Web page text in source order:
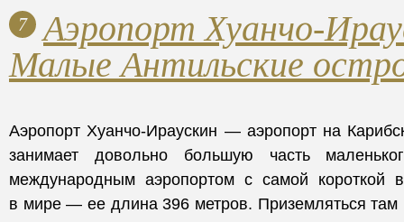
7
Аэропорт Хуанчо-
Малые Антильские
Аэропорт Хуанчо-Ираускин — аэропорт на
занимает довольно большую часть
международным аэропортом с самой короткой
в мире — ее длина 396 метров. Приземляться